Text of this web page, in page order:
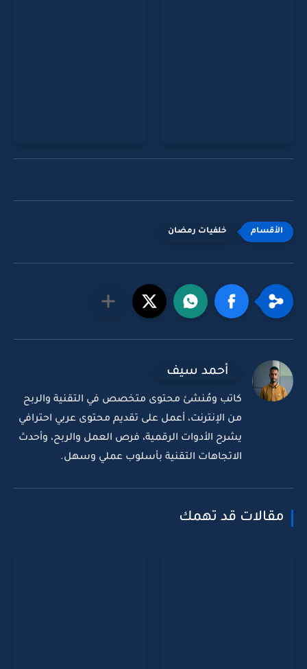
خلفيات رمضان
أحمد سيف
كاتب ومُنشئ محتوى متخصص في التقنية والربح
من الإنترنت، أعمل على تقديم محتوى عربي احترافي
يشرح الأدوات الرقمية، فرص العمل والربح، وأحدث
الاتجاهات التقنية بأسلوب عملي وسهل.
مقالات قد تهمك